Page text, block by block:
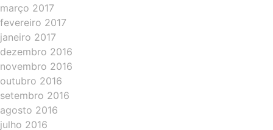
março 2017
fevereiro 2017
janeiro 2017
dezembro 2016
novembro 2016
outubro 2016
setembro 2016
agosto 2016
julho 2016